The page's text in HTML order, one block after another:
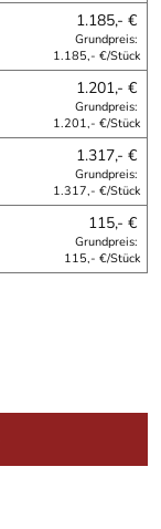
1.185,- €
Grundpreis:
1.185,- €/Stück
1.201,- €
Grundpreis:
1.201,- €/Stück
1.317,- €
Grundpreis:
1.317,- €/Stück
115,- €
Grundpreis:
115,- €/Stück